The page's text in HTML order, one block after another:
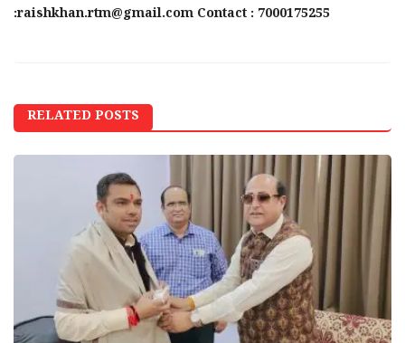
:raishkhan.rtm@gmail.com Contact : 7000175255
RELATED POSTS